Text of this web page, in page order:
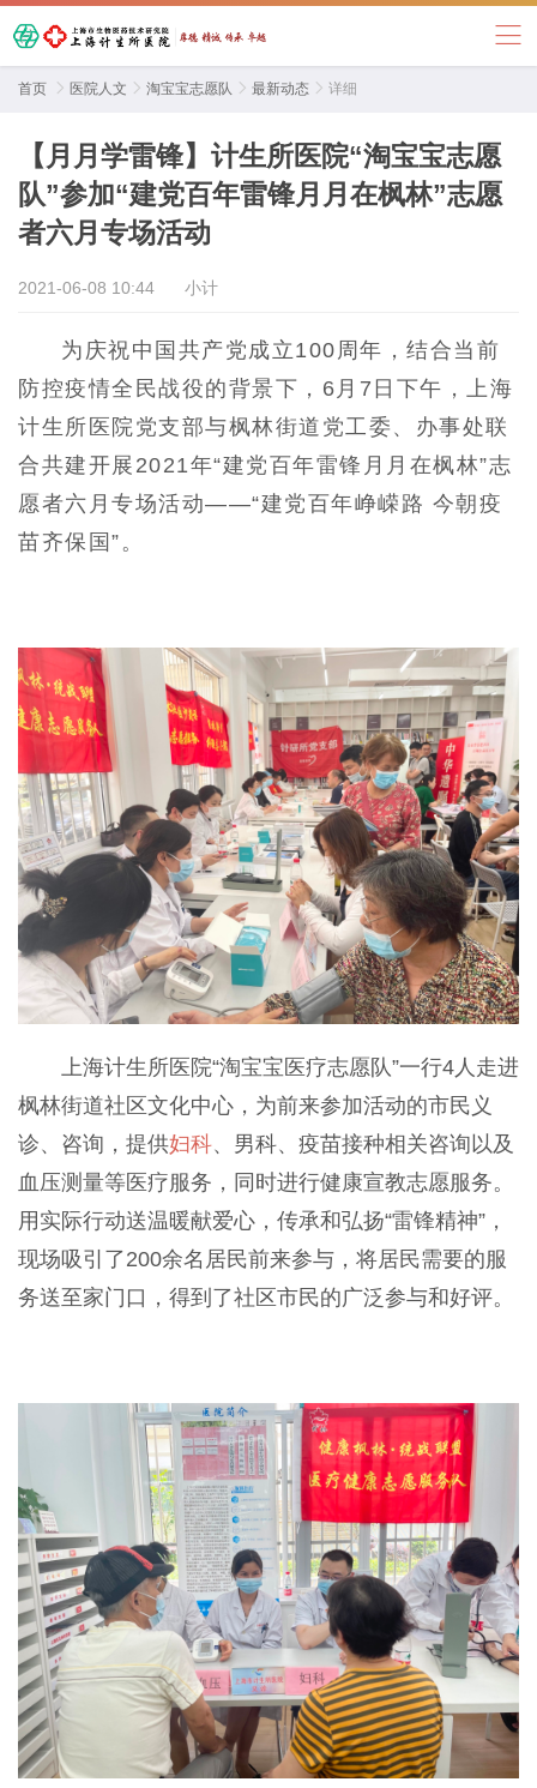
首页  医院人文  淘宝宝志愿队  最新动态  详细
【月月学雷锋】计生所医院“淘宝宝志愿
队”参加“建党百年雷锋月月在枫林”志愿
者六月专场活动
2021-06-08 10:44 小计
为庆祝中国共产党成立100周年 ，结合当前
防控疫情全民战役的背景下，6月7日下午，上海
计生所医院党支部与枫林街道党工委、办事处联
合共建开展2021年“建党百年雷锋月月在枫林”志
愿者六月专场活动——“建党百年峥嵘路 今朝疫
苗齐保国”。
上海计生所医院“淘宝宝医疗志愿队”一行4人走进
枫林街道社区文化中心，为前来参加活动的市民义
诊、咨询，提供妇科、男科、疫苗接种相关咨询以及
血压测量等医疗服务，同时进行健康宣教志愿服务。
用实际行动送温暖献爱心，传承和弘扬“雷锋精神”，
现场吸引了200余名居民前来参与，将居民需要的服
务送至家门口，得到了社区市民的广泛参与和好评。